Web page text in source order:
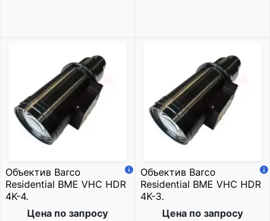
Объектив Barco
Residential BME VHC HDR
4K-4.
Цена по запросу
Объектив Barco
Residential BME VHC HDR
4K-3.
Цена по запросу